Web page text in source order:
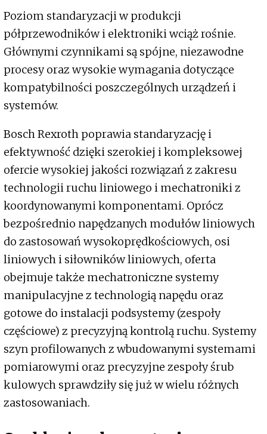
Poziom standaryzacji w produkcji
półprzewodników i elektroniki wciąż rośnie.
Głównymi czynnikami są spójne, niezawodne
procesy oraz wysokie wymagania dotyczące
kompatybilności poszczególnych urządzeń i
systemów.
Bosch Rexroth poprawia standaryzację i
efektywność dzięki szerokiej i kompleksowej
ofercie wysokiej jakości rozwiązań z zakresu
technologii ruchu liniowego i mechatroniki z
koordynowanymi komponentami. Oprócz
bezpośrednio napędzanych modułów liniowych
do zastosowań wysokoprędkościowych, osi
liniowych i siłowników liniowych, oferta
obejmuje także mechatroniczne systemy
manipulacyjne z technologią napędu oraz
gotowe do instalacji podsystemy (zespoły
częściowe) z precyzyjną kontrolą ruchu. Systemy
szyn profilowanych z wbudowanymi systemami
pomiarowymi oraz precyzyjne zespoły śrub
kulowych sprawdziły się już w wielu różnych
zastosowaniach.